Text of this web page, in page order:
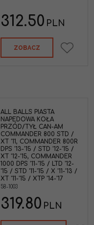
312.50 PLN
ZOBACZ
ALL BALLS PIASTA
NAPEDOWA KOŁA
PRZÓD/TYŁ CAN-AM
COMMANDER 800 STD /
XT '11, COMMANDER 800R
DPS '13-'15 / STD '12-'15 /
XT '12-'15, COMMANDER
1000 DPS '11-'15 / LTD '12-
'15 / STD '11-'15 / X '11-'13 /
XT '11-'15 / XTP '14-'17
58-1003
319.80 PLN